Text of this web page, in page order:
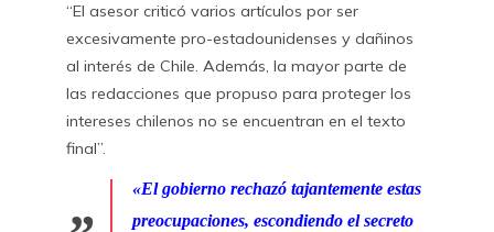
“El asesor criticó varios artículos por ser
excesivamente pro-estadounidenses y dañinos
al interés de Chile. Además, la mayor parte de
las redacciones que propuso para proteger los
intereses chilenos no se encuentran en el texto
final”.
«El gobierno rechazó tajantemente estas
preocupaciones, escondiendo el secreto